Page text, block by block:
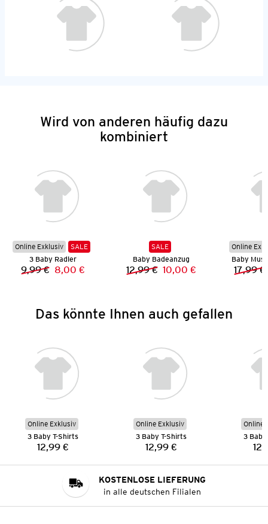
Wird von anderen häufig dazu
kombiniert
Online Exklusiv
SALE
3 Baby Radler
Vorheriger Preis:
9,99 € Neuer Preis:
8,00 €
SALE
Baby Badeanzug
Vorheriger Preis:
12,99 € Neuer Preis:
10,00 €
Online
Baby
17,99 €
Das könnte Ihnen auch gefallen
Online Exklusiv
3 Baby T-Shirts
Preis:
12,99 €
Online Exklusiv
3 Baby T-Shirts
Preis:
12,99 €
Online
3
KOSTENLOSE LIEFERUNG
in alle deutschen Filialen